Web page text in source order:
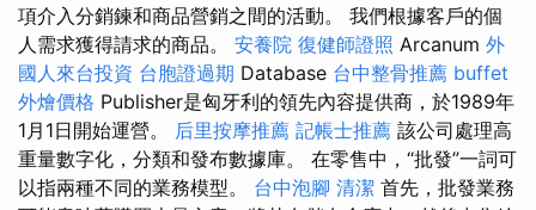
項介入分銷鍊和商品營銷之間的活動。 我們根據客戶的個
人需求獲得請求的商品。 安養院 復健師證照 Arcanum 外
國人來台投資 台胞證過期 Database 台中整骨推薦 buffet
外燴價格 Publisher是匈牙利的領先內容提供商，於1989年
1月1日開始運營。 后里按摩推薦 記帳士推薦 該公司處理高
重量數字化，分類和發布數據庫。 在零售中，“批發”一詞可
以指兩種不同的業務模型。 台中泡腳 清潔 首先，批發業務